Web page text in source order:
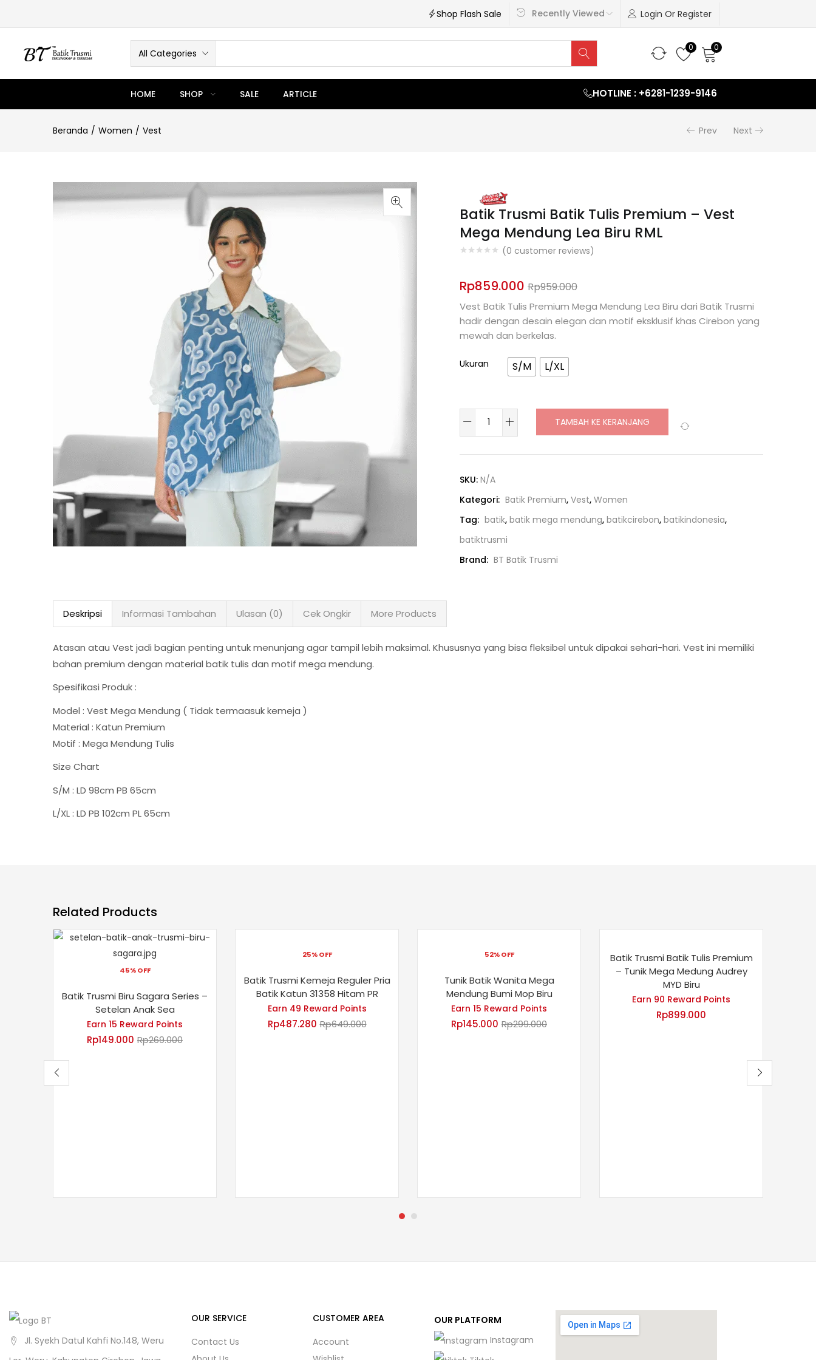
Shop Flash Sale Recently Viewed Login Or Register
All Categories
0 0
HOME SHOP SALE ARTICLE HOTLINE : +6281-1239-9146
Beranda Women Vest Prev Next
Batik Trusmi Batik Tulis Premium – Vest
Mega Mendung Lea Biru RML
(0 customer reviews)
Rp859.000 Rp959.000
Vest Batik Tulis Premium Mega Mendung Lea Biru dari Batik Trusmi
hadir dengan desain elegan dan motif eksklusif khas Cirebon yang
mewah dan berkelas.
Ukuran S/M L/XL
TAMBAH KE KERANJANG
SKU: N/A
Kategori: Batik Premium, Vest, Women
Tag: batik, batik mega mendung, batikcirebon, batikindonesia,
batiktrusmi
Brand: BT Batik Trusmi
Deskripsi Informasi Tambahan Ulasan (0) Cek Ongkir More Products
Atasan atau Vest jadi bagian penting untuk menunjang agar tampil lebih maksimal. Khususnya yang bisa fleksibel untuk dipakai sehari-hari. Vest ini memiliki
bahan premium dengan material batik tulis dan motif mega mendung.
Spesifikasi Produk :
Model : Vest Mega Mendung ( Tidak termaasuk kemeja )
Material : Katun Premium
Motif : Mega Mendung Tulis
Size Chart
S/M : LD 98cm PB 65cm
L/XL : LD PB 102cm PL 65cm
Related Products
45% OFF
Batik Trusmi Biru Sagara Series –
Setelan Anak Sea
Earn 15 Reward Points
Rp149.000 Rp269.000
25% OFF
Batik Trusmi Kemeja Reguler Pria
Batik Katun 31358 Hitam PR
Earn 49 Reward Points
Rp487.280 Rp649.000
52% OFF
Tunik Batik Wanita Mega
Mendung Bumi Mop Biru
Earn 15 Reward Points
Rp145.000 Rp299.000
Batik Trusmi Batik Tulis Premium
– Tunik Mega Medung Audrey
MYD Biru
Earn 90 Reward Points
Rp899.000
Jl. Syekh Datul Kahfi No.148, Weru
OUR SERVICE
Contact Us
CUSTOMER AREA
Account
OUR PLATFORM
Instagram